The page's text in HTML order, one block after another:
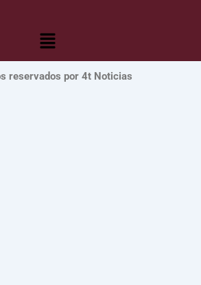
Menú
reservados por 4t Noticias